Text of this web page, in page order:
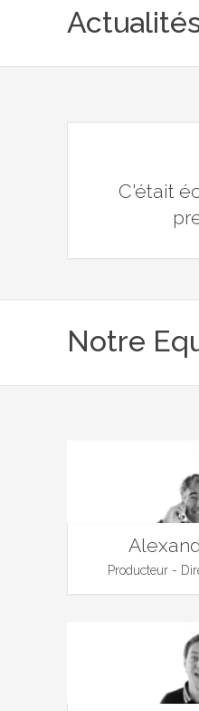
C'était
Notre
Producteur -